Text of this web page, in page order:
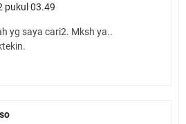
pukul 03.49
yg saya cari2. Mksh ya..